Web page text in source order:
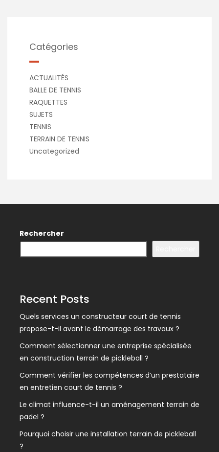
Catégories
ACTUALITÉS
BALLE DE TENNIS
RAQUETTES
SUJETS
TENNIS
TERRAIN DE TENNIS
Uncategorized
Rechercher
Recent Posts
Quels services un constructeur court de tennis
propose-t-il avant le démarrage des travaux ?
Comment sélectionner une entreprise spécialisée
en construction terrain de pickleball ?
Comment vérifier les compétences d’un prestataire
en entretien court de tennis ?
Le climat influence-t-il un aménagement terrain de
padel ?
Pourquoi choisir une installation terrain de pickleball
?